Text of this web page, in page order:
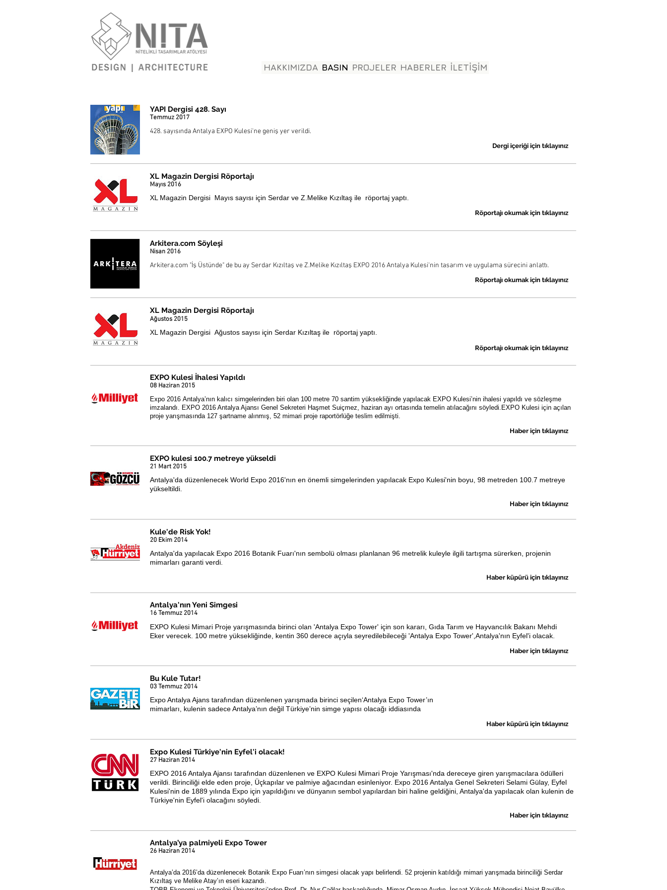
HAKKIMIZDA BASIN PROJELER HABERLER İLETİŞİM
YAPI Dergisi 428. Sayı
Temmuz 2017
428. sayısında Antalya EXPO Kulesi'ne geniş yer verildi.
Dergi içeriği için tıklayınız
XL Magazin Dergisi Röportajı
Mayıs 2016
XL Magazin Dergisi Mayıs sayısı için Serdar ve Z.Melike Kızıltaş ile röportaj yaptı.
Röportajı okumak için tıklayınız
Arkitera.com Söyleşi
Nisan 2016
Arkitera.com "İş Üstünde" de bu ay Serdar Kızıltaş ve Z.Melike Kızıltaş EXPO 2016 Antalya Kulesi'nin tasarım ve uygulama sürecini anlattı.
Röportajı okumak için tıklayınız
XL Magazin Dergisi Röportajı
Ağustos 2015
XL Magazin Dergisi Ağustos sayısı için Serdar Kızıltaş ile röportaj yaptı.
Röportajı okumak için tıklayınız
EXPO Kulesi İhalesi Yapıldı
08 Haziran 2015
Expo 2016 Antalya’nın kalıcı simgelerinden biri olan 100 metre 70 santim yüksekliğinde yapılacak EXPO Kulesi’nin ihalesi yapıldı ve sözleşme
imzalandı. EXPO 2016 Antalya Ajansı Genel Sekreteri Haşmet Suiçmez, haziran ayı ortasında temelin atılacağını söyledi.EXPO Kulesi için açılan
proje yarışmasında 127 şartname alınmış, 52 mimari proje raportörlüğe teslim edilmişti.
Haber için tıklayınız
EXPO kulesi 100.7 metreye yükseldi
21 Mart 2015
Antalya'da düzenlenecek World Expo 2016'nın en önemli simgelerinden yapılacak Expo Kulesi'nin boyu, 98 metreden 100.7 metreye
yükseltildi.
Haber için tıklayınız
Kule'de Risk Yok!
20 Ekim 2014
Antalya'da yapılacak Expo 2016 Botanik Fuarı'nın sembolü olması planlanan 96 metrelik kuleyle ilgili tartışma sürerken, projenin
mimarları garanti verdi.
Haber küpürü için tıklayınız
Antalya'nın Yeni Simgesi
16 Temmuz 2014
EXPO Kulesi Mimari Proje yarışmasında birinci olan 'Antalya Expo Tower' için son kararı, Gıda Tarım ve Hayvancılık Bakanı Mehdi
Eker verecek. 100 metre yüksekliğinde, kentin 360 derece açıyla seyredilebileceği 'Antalya Expo Tower',Antalya'nın Eyfel'i olacak.
Haber için tıklayınız
Bu Kule Tutar!
03 Temmuz 2014
Expo Antalya Ajans tarafından düzenlenen yarışmada birinci seçilen‘Antalya Expo Tower’ın
mimarları, kulenin sadece Antalya’nın değil Türkiye’nin simge yapısı olacağı iddiasında
Haber küpürü için tıklayınız
Expo Kulesi Türkiye'nin Eyfel'i olacak!
27 Haziran 2014
EXPO 2016 Antalya Ajansı tarafından düzenlenen ve EXPO Kulesi Mimari Proje Yarışması'nda dereceye giren yarışmacılara ödülleri
verildi. Birinciliği elde eden proje, Üçkapılar ve palmiye ağacından esinleniyor. Expo 2016 Antalya Genel Sekreteri Selami Gülay, Eyfel
Kulesi'nin de 1889 yılında Expo için yapıldığını ve dünyanın sembol yapılardan biri haline geldiğini, Antalya'da yapılacak olan kulenin de
Türkiye'nin Eyfel'i olacağını söyledi.
Haber için tıklayınız
Antalya’ya palmiyeli Expo Tower
26 Haziran 2014
Antalya’da 2016’da düzenlenecek Botanik Expo Fuarı’nın simgesi olacak yapı belirlendi. 52 projenin katıldığı mimari yarışmada birinciliği Serdar
Kızıltaş ve Melike Atay’ın eseri kazandı.